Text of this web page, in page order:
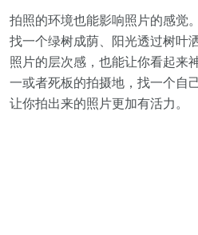
拍照的环境也能影响照片的感觉
找一个绿树成荫、阳光透过树叶
照片的层次感，也能让你看起来
一或者死板的拍摄地，找一个自
让你拍出来的照片更加有活力。